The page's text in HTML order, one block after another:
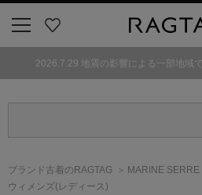
気
2026.7.29 地震の影響による一部地域
ブランド古着のRAGTAG MARINE SERRE
ウィメンズ(レディース)